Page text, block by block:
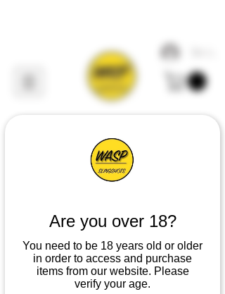
Are you over 18?
You need to be 18 years old or older
in order to access and purchase
items from our website. Please
verify your age.
Lance-
pierres à
guêpes
Premier concepteur, fabricant
et fournisseur de tout ce qui
concerne les lance-pierres